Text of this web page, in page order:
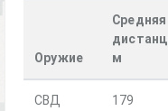
Оружие
Средняя
м
СВД 179